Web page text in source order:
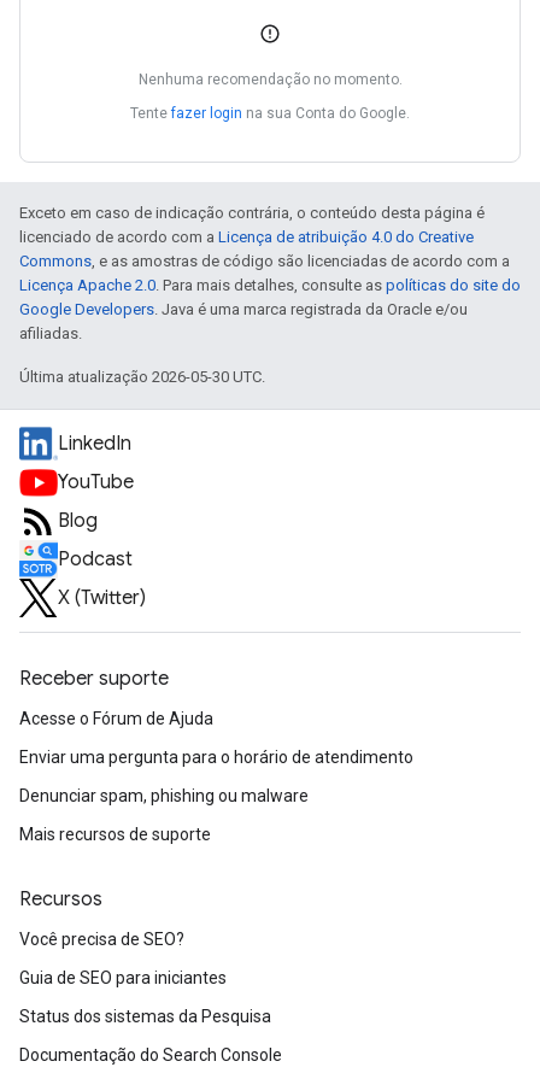
Nenhuma recomendação no momento.
Tentefazer login na sua Conta do Google.
Exceto em caso de indicação contrária, o conteúdo desta página é
licenciado de acordo com a Licença de atribuição 4.0 do Creative
Commons, e as amostras de código são licenciadas de acordo com a
Licença Apache 2.0. Para mais detalhes, consulte as políticas do site do
Google Developers. Java é uma marca registrada da Oracle e/ou
afiliadas.
Última atualização 2026-05-30 UTC.
LinkedIn
YouTube
Blog
Podcast
X (Twitter)
Receber suporte
Acesse o Fórum de Ajuda
Enviar uma pergunta para o horário de atendimento
Denunciar spam, phishing ou malware
Mais recursos de suporte
Recursos
Você precisa de SEO?
Guia de SEO para iniciantes
Status dos sistemas da Pesquisa
Documentação do Search Console